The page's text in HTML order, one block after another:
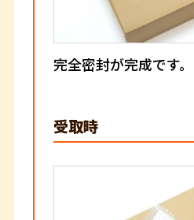
完全密封が完成です。
受取時